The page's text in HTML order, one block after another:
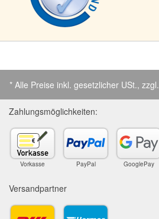
* Alle Preise inkl. gesetzlicher USt., zzgl.
Zahlungsmöglichkeiten:
Vorkasse PayPal GooglePay
Versandpartner